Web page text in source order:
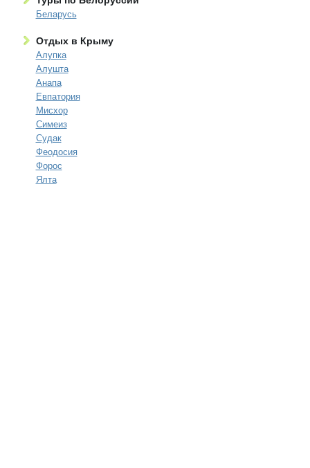
Беларусь
Отдых в Крыму
Алупка
Алушта
Анапа
Евпатория
Мисхор
Симеиз
Судак
Феодосия
Форос
Ялта